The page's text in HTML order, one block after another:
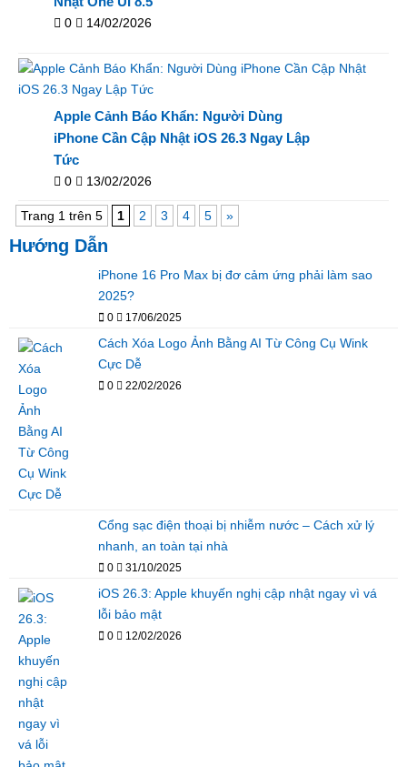
0 14/02/2026
Apple Cảnh Báo Khẩn: Người Dùng
iPhone Cần Cập Nhật iOS 26.3 Ngay Lập
Tức
0 13/02/2026
Trang 1 trên 5 1 2 3 4 5 »
Hướng Dẫn
iPhone 16 Pro Max bị đơ cảm ứng phải làm sao
2025?
0 17/06/2025
Cách Xóa Logo Ảnh Bằng AI Từ Công Cụ Wink
Cực Dễ
0 22/02/2026
Cổng sạc điện thoại bị nhiễm nước – Cách xử lý
nhanh, an toàn tại nhà
0 31/10/2025
iOS 26.3: Apple khuyến nghị cập nhật ngay vì vá
lỗi bảo mật
0 12/02/2026